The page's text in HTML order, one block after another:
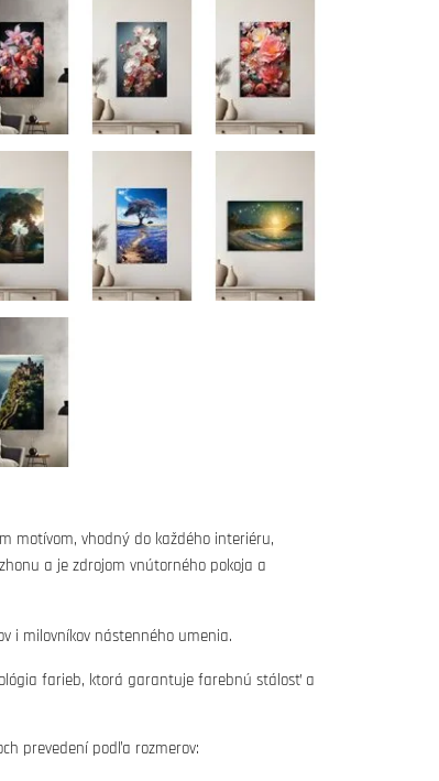
motívom, vhodný do každého interiéru,
a je zdrojom vnútorného pokoja a
i milovníkov nástenného umenia.
farieb, ktorá garantuje farebnú stálosť a
prevedení podľa rozmerov: